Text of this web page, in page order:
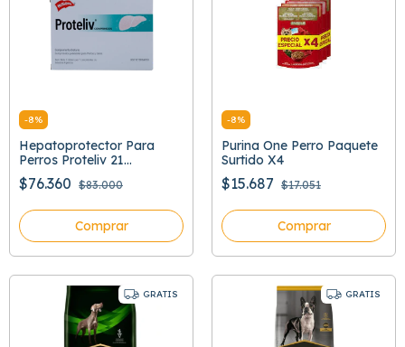
-8%
Hepatoprotector Para
Perros Proteliv 21
Comprimidos
$76.360 $83.000
Comprar
-8%
Purina One Perro Paquete
Surtido X4
$15.687 $17.051
Comprar
GRATIS GRATIS